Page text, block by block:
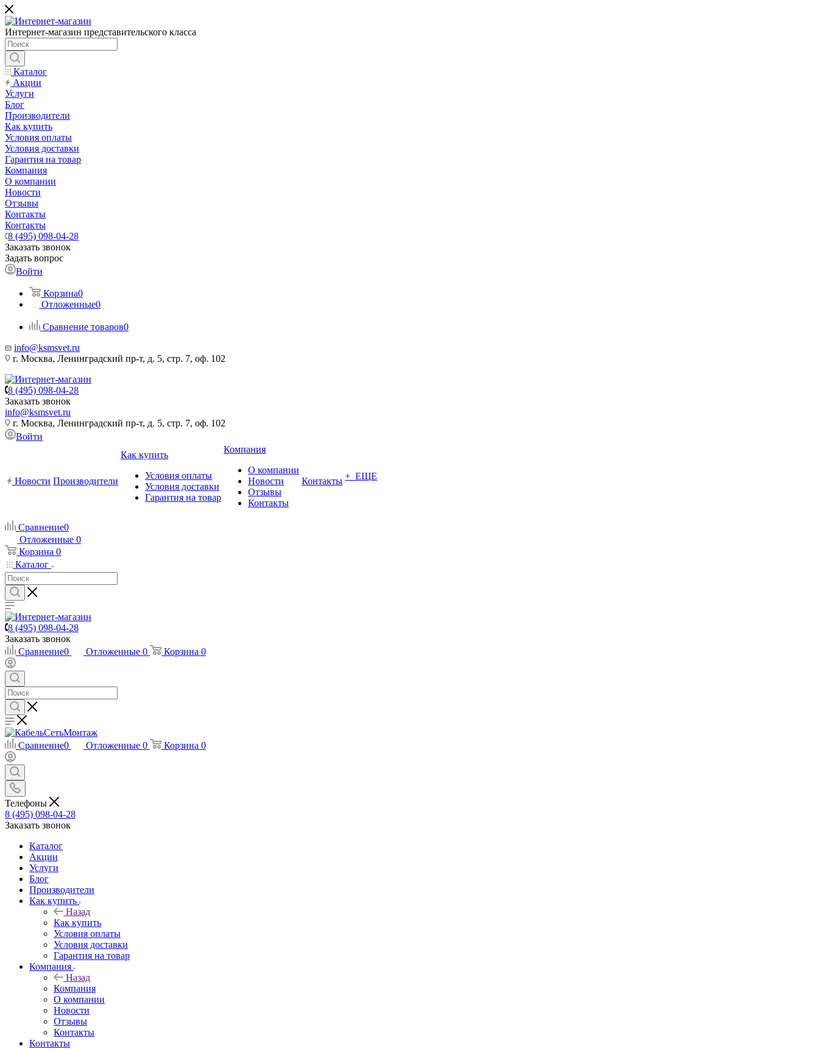
Интернет-магазин представительского класса
Каталог
Акции
Услуги
Блог
Производители
Как купить
Условия оплаты
Условия доставки
Гарантия на товар
Компания
О компании
Новости
Отзывы
Контакты
Контакты
8 (495) 098-04-28
Заказать звонок
Задать вопрос
Войти
Корзина0
Отложенные0
Сравнение товаров0
info@ksmsvet.ru
г. Москва, Ленинградский пр-т, д. 5, стр. 7, оф. 102
8 (495) 098-04-28
Заказать звонок
info@ksmsvet.ru
г. Москва, Ленинградский пр-т, д. 5, стр. 7, оф. 102
Войти
Новости Производители
Как купить
Условия оплаты
Условия доставки
Гарантия на товар
Компания
О компании
Новости
Отзывы
Контакты
Контакты + ЕЩЕ
Сравнение0
Отложенные 0
Корзина 0
Каталог
8 (495) 098-04-28
Заказать звонок
Сравнение0 Отложенные 0 Корзина 0
Сравнение0 Отложенные 0 Корзина 0
Телефоны
8 (495) 098-04-28
Заказать звонок
Каталог
Акции
Услуги
Блог
Производители
Как купить
Назад
Как купить
Условия оплаты
Условия доставки
Гарантия на товар
Компания
Назад
Компания
О компании
Новости
Отзывы
Контакты
Контакты